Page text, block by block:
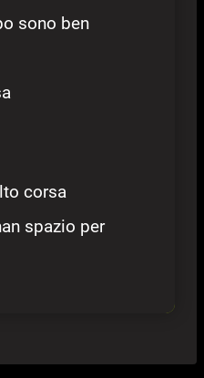
sono ben
corsa
spazio per